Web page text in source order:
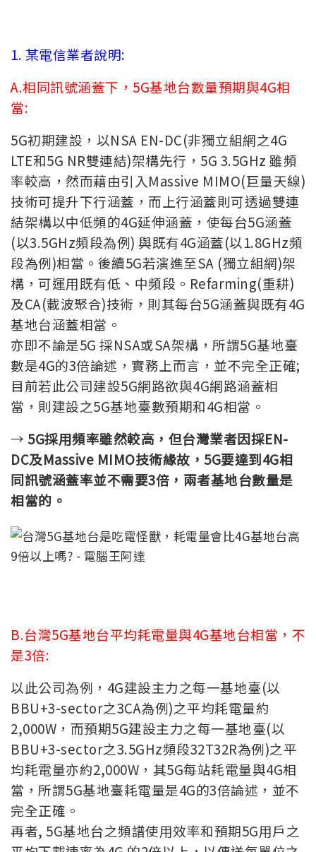
1. 某電信業者說明:
A.相同訊號涵蓋下，5G基地台數量預期與4G相
當:
5G初期建設，以NSA EN-DC(非獨立組網之4G
LTE和5G NR雙連結)架構先行，5G 3.5GHz 雖頻
率較高，然而藉由引入Massive MIMO(巨量天線)
技術可提升下行涵蓋，而上行涵蓋則可透過雙連
結架構以中低頻的4G延伸涵蓋，使每台5G涵蓋
(以3.5GHz頻段為例) 與既有4G涵蓋(以1.8GHz頻
段為例)相當。後續5G若演進至SA (獨立組網)架
構，可運用既有低、中頻段。Refarming(重耕)
及CA(載波聚合)技術，則其每台5G涵蓋與既有4G
基地台涵蓋相當。
亦即不論是5G 採NSA或SA架構，所謂5G基地臺
數是4G的3倍論述，實務上而言，並不完全正確;
目前若此公司建設5G網路欲與4G網路涵蓋相
當，則建設之5G基地臺數預期和4G相當。
→ 5G採用頻率雖然較高，但台灣業者因採EN-
DC及Massive MIMO技術緣故，5G要達到4G相
同訊號涵蓋率並不需要3倍，兩者基地台數量是
相當的。
B.台灣5G基地台平均耗電量與4G基地台相當，不
是3倍:
以此公司為例，4G建設主力之每一基地臺(以
BBU+3-sector之3CA為例)之平均耗電量約
2,000W，而預期5G建設主力之每一基地臺(以
BBU+3-sector之3.5GHz頻段32T32R為例)之平
均耗電量亦約2,000W，其5G每站耗電量與4G相
當，所謂5G基地臺耗電量是4G的3倍論述，並不
完全正確。
再者, 5G基地台之頻譜使用效率和預期5G用戶之